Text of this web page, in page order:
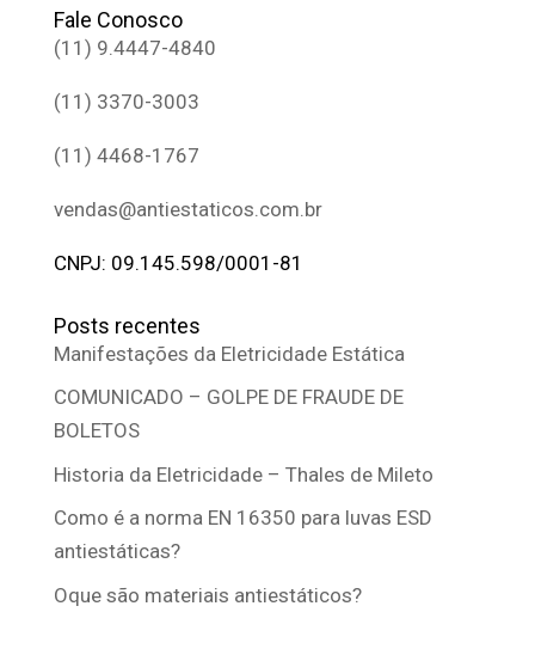
Fale Conosco
(11) 9.4447-4840
(11) 3370-3003
(11) 4468-1767
vendas@antiestaticos.com.br
CNPJ: 09.145.598/0001-81
Posts recentes
Manifestações da Eletricidade Estática
COMUNICADO – GOLPE DE FRAUDE DE
BOLETOS
Historia da Eletricidade – Thales de Mileto
Como é a norma EN 16350 para luvas ESD
antiestáticas?
Oque são materiais antiestáticos?